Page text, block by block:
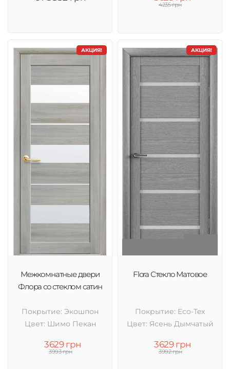
4235 грн
АКЦИЯ!
Межкомнатные двери
Флора со стеклом сатин
Покрытие: Экошпон
Цвет: Шимо Пекан
3629 грн
3993 грн
АКЦИЯ!
Flora Стекло Матовое
Покрытие: Eco-Tex
Цвет: Ясень Дымчатый
3629 грн
3992 грн